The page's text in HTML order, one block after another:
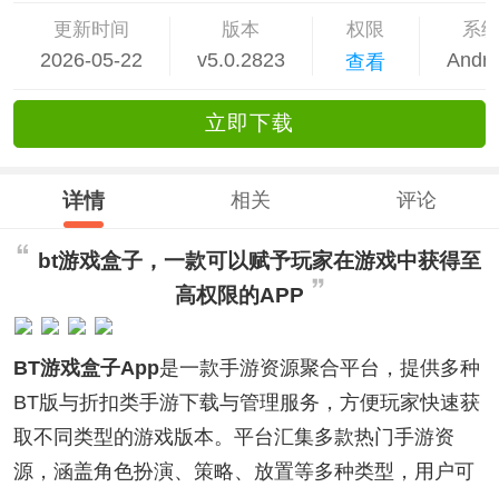
更新时间
2026-05-22
版本
v5.0.2823
权限
查看
系
立即下载
详情 相关 评论
bt游戏盒子，一款可以赋予玩家在游戏中获得至
高权限的APP
BT游戏盒子App是一款手游资源聚合平台，提供多种
BT版与折扣类手游下载与管理服务，方便玩家快速获
取不同类型的游戏版本。平台汇集多款热门手游资
源，涵盖角色扮演、策略、放置等多种类型，用户可